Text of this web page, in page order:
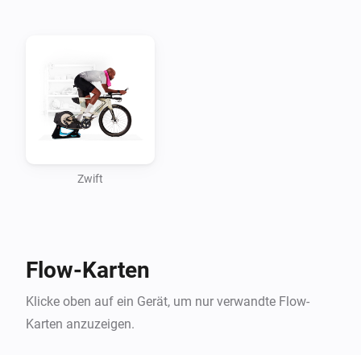
- Bike model
Available when Zwifting:
- Speed
Zwift
Flow-Karten
Klicke oben auf ein Gerät, um nur verwandte Flow-
Karten anzuzeigen.